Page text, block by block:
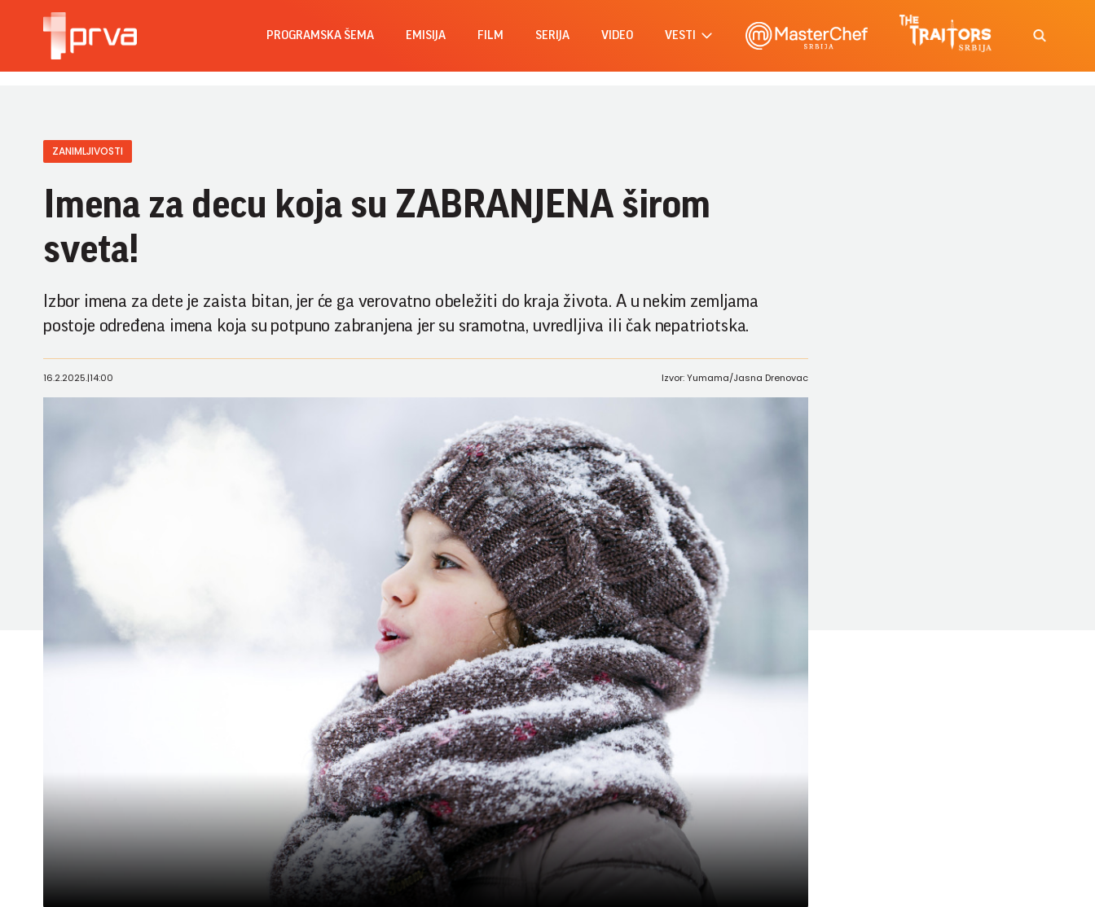
PROGRAMSKA ŠEMA EMISIJA FILM SERIJA VIDEO VESTI
ZANIMLJIVOSTI
Imena za decu koja su ZABRANJENA širom
sveta!
Izbor imena za dete je zaista bitan, jer će ga verovatno obeležiti do kraja života. A u nekim zemljama
postoje određena imena koja su potpuno zabranjena jer su sramotna, uvredljiva ili čak nepatriotska.
16.2.2025.|14:00 Izvor: Yumama/Jasna Drenovac